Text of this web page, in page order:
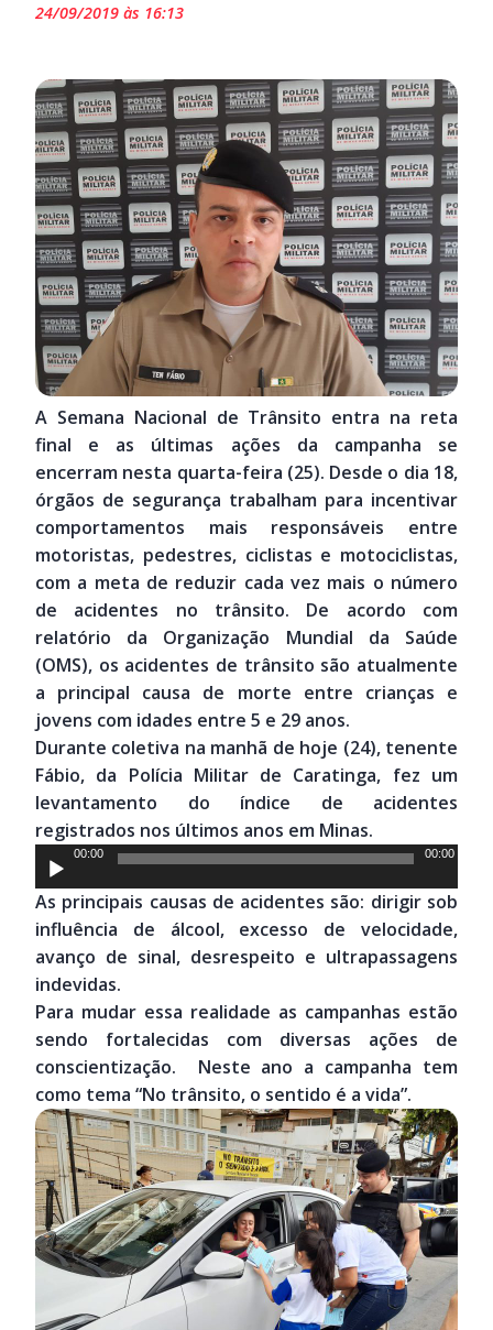
24/09/2019 às 16:13
A Semana Nacional de Trânsito entra na reta
final e as últimas ações da campanha se
encerram nesta quarta-feira (25). Desde o dia 18,
órgãos de segurança trabalham para incentivar
comportamentos mais responsáveis entre
motoristas, pedestres, ciclistas e motociclistas,
com a meta de reduzir cada vez mais o número
de acidentes no trânsito. De acordo com
relatório da Organização Mundial da Saúde
(OMS), os acidentes de trânsito são atualmente
a principal causa de morte entre crianças e
jovens com idades entre 5 e 29 anos.
Durante coletiva na manhã de hoje (24), tenente
Fábio, da Polícia Militar de Caratinga, fez um
levantamento do índice de acidentes
registrados nos últimos anos em Minas.
Tocador
de
áudio
00:00 00:00
As principais causas de acidentes são: dirigir sob
influência de álcool, excesso de velocidade,
avanço de sinal, desrespeito e ultrapassagens
indevidas.
Para mudar essa realidade as campanhas estão
sendo fortalecidas com diversas ações de
conscientização. Neste ano a campanha tem
como tema “No trânsito, o sentido é a vida”.